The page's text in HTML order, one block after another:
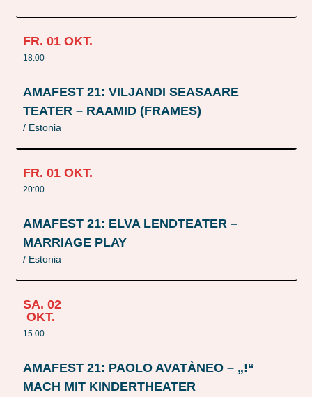
FR. 01 OKT.
18:00
AMAFEST 21: VILJANDI SEASAARE
TEATER – RAAMID (FRAMES)
/ Estonia
FR. 01 OKT.
20:00
AMAFEST 21: ELVA LENDTEATER –
MARRIAGE PLAY
/ Estonia
SA. 02
OKT.
15:00
AMAFEST 21: PAOLO AVATÀNEO – „!“
MACH MIT KINDERTHEATER